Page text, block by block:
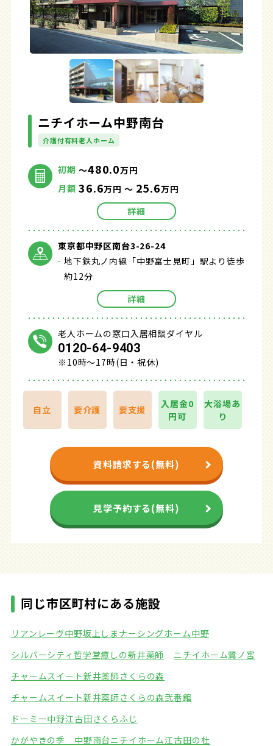
ニチイホーム中野南台
介護付有料老人ホーム
初期 ～480.0万円
月額 36.6万円 ～ 25.6万円
詳細
東京都中野区南台3-26-24
地下鉄丸ノ内線「中野富士見町」駅より徒歩
約12分
詳細
老人ホームの窓口入居相談ダイヤル
0120-64-9403
※10時～17時(日・祝休)
自立 要介護 要支援
入居金0
円可
大浴場あ
り
資料請求する(無料)
見学予約する(無料)
同じ市区町村にある施設
リアンレーヴ中野坂上しまナーシングホーム中野
シルバーシティ哲学堂癒しの新井薬師
ニチイホーム鷺ノ宮
チャームスイート新井薬師さくらの森
チャームスイート新井薬師さくらの森弐番館
ドーミー中野江古田さくらふじ
かがやきの季 中野南台ニチイホーム江古田の杜